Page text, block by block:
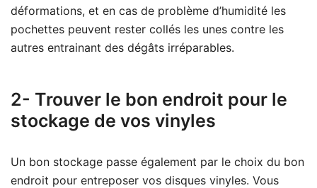
déformations, et en cas de problème d’humidité les
pochettes peuvent rester collés les unes contre les
autres entrainant des dégâts irréparables.
2- Trouver le bon endroit pour le
stockage de vos vinyles
Un bon stockage passe également par le choix du bon
endroit pour entreposer vos disques vinyles. Vous